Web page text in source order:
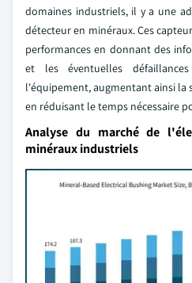
domaines industriels, il y a une
détecteur en minéraux. Ces
performances en donnant des
et les éventuelles
l'équipement, augmentant ainsi
en réduisant le temps nécessaire
Analyse du marché de
minéraux industriels